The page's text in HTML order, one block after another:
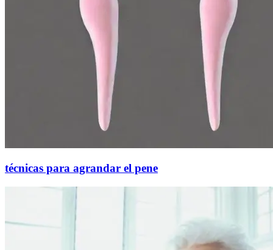
técnicas para agrandar el pene